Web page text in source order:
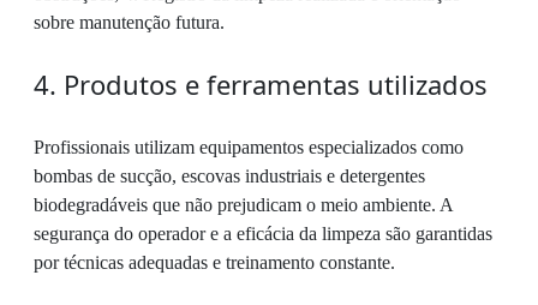
sobre manutenção futura.
4. Produtos e ferramentas utilizados
Profissionais utilizam equipamentos especializados como
bombas de sucção, escovas industriais e detergentes
biodegradáveis que não prejudicam o meio ambiente. A
segurança do operador e a eficácia da limpeza são garantidas
por técnicas adequadas e treinamento constante.